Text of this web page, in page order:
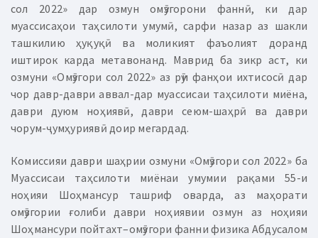
сол 2022» дар озмун омӯзгорони фаннӣ, ки дар
муассисаҳои таҳсилоти умумӣ, сарфи назар аз шакли
ташкилию ҳуқуқӣ ва моликият фаъолият доранд
иштирок карда метавонанд. Маврид ба зикр аст, ки
озмуни «Омӯзгори сол 2022» аз рӯи фанҳои ихтисосӣ дар
чор давр-даври аввал-дар муассисаи таҳсилоти миёна,
даври дуюм ноҳиявӣ, даври сеюм-шаҳрӣ ва даври
чорум-ҷумҳуриявӣ доир мегардад.
Комиссияи даври шаҳрии озмуни «Омӯзгори сол 2022» ба
Муассисаи таҳсилоти миёнаи умумии рақами 55-и
ноҳияи Шоҳмансур ташриф оварда, аз маҳорати
омӯзгории ғолиби даври ноҳиявии озмун аз ноҳияи
Шоҳмансури пойтахт–омӯзгори фанни физика Абдусалом